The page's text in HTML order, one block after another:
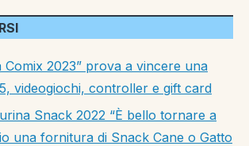
Comix 2023” prova a vincere una
videogiochi, controller e gift card
Snack 2022 “È bello tornare a
una fornitura di Snack Cane o Gatto